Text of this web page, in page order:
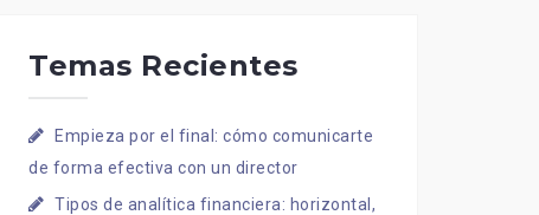
Temas Recientes
Empieza por el final: cómo comunicarte
de forma efectiva con un director
Tipos de analítica financiera: horizontal,